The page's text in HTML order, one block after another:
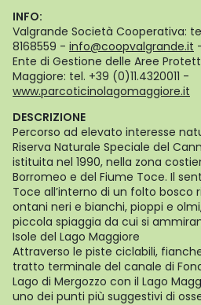
INFO:
Valgrande Società Cooperativa:
8168559 - info@coopvalgrande.it
Ente di Gestione delle Aree
Maggiore: tel. +39 (0)11.4320011 -
www.parcoticinolagomaggiore.it
DESCRIZIONE
Percorso ad elevato interesse
Riserva Naturale Speciale del
istituita nel 1990, nella zona
Borromeo e del Fiume Toce. Il
Toce all’interno di un folto bosco
ontani neri e bianchi, pioppi e
piccola spiaggia da cui si
Isole del Lago Maggiore
Attraverso le piste ciclabili,
tratto terminale del canale di
Lago di Mergozzo con il Lago
uno dei punti più suggestivi di